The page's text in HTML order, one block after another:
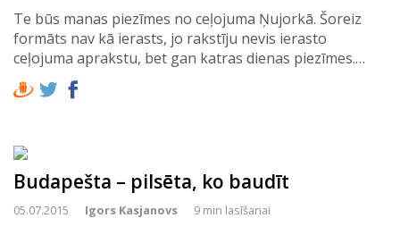
Te būs manas piezīmes no ceļojuma Ņujorkā. Šoreiz
formāts nav kā ierasts, jo rakstīju nevis ierasto
ceļojuma aprakstu, bet gan katras dienas piezīmes.…
Budapešta – pilsēta, ko baudīt
05.07.2015 Igors Kasjanovs 9 min lasīšanai